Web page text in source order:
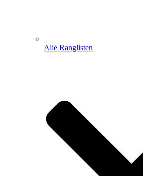
Alle Ranglisten